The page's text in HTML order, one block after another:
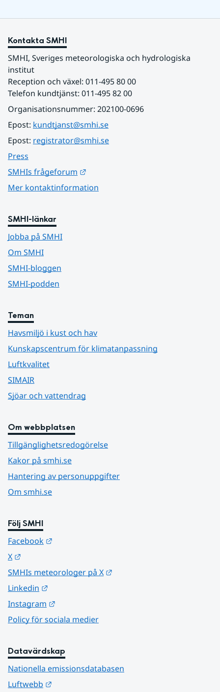
Kontakta SMHI
SMHI, Sveriges meteorologiska och hydrologiska
institut
Reception och växel: 011-495 80 00
Telefon kundtjänst: 011-495 82 00
Organisationsnummer: 202100-0696
Epost: kundtjanst@smhi.se
Epost: registrator@smhi.se
Press
SMHIs frågeforum
Mer kontaktinformation
SMHI-länkar
Jobba på SMHI
Om SMHI
SMHI-bloggen
SMHI-podden
Teman
Havsmiljö i kust och hav
Kunskapscentrum för klimatanpassning
Luftkvalitet
SIMAIR
Sjöar och vattendrag
Om webbplatsen
Tillgänglighetsredogörelse
Kakor på smhi.se
Hantering av personuppgifter
Om smhi.se
Följ SMHI
Facebook
X
SMHIs meteorologer på X
Linkedin
Instagram
Policy för sociala medier
Datavärdskap
Nationella emissionsdatabasen
Luftwebb